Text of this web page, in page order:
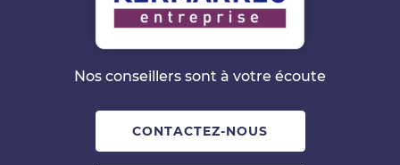
Nos conseillers sont à votre écoute
CONTACTEZ-NOUS